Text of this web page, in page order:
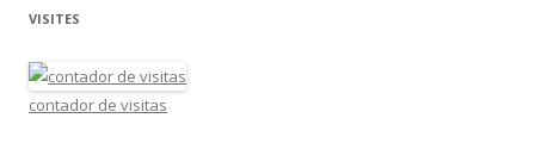
VISITES
contador de visitas